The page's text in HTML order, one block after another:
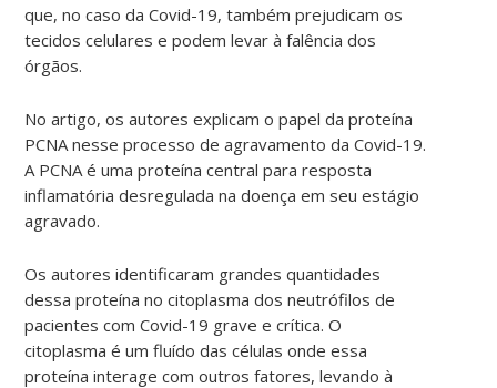
que, no caso da Covid-19, também prejudicam os
tecidos celulares e podem levar à falência dos
órgãos.
No artigo, os autores explicam o papel da proteína
PCNA nesse processo de agravamento da Covid-19.
A PCNA é uma proteína central para resposta
inflamatória desregulada na doença em seu estágio
agravado.
Os autores identificaram grandes quantidades
dessa proteína no citoplasma dos neutrófilos de
pacientes com Covid-19 grave e crítica. O
citoplasma é um fluído das células onde essa
proteína interage com outros fatores, levando à